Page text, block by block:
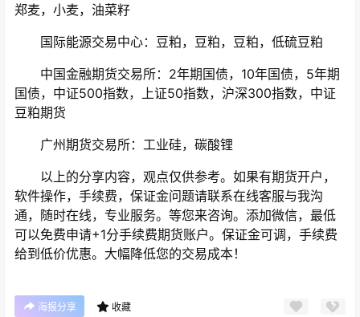
郑麦，小麦，油菜籽
国际能源交易中心：豆粕，豆粕，豆粕，低硫豆粕
中国金融期货交易所：2年期国债，10年国债，5年期
国债，中证500指数，上证50指数，沪深300指数，中证
豆粕期货
广州期货交易所：工业硅，碳酸锂
以上的分享内容，观点仅供参考。如果有期货开户，
软件操作，手续费，保证金问题请联系在线客服与我沟
通，随时在线，专业服务。等您来咨询。添加微信，最低
可以免费申请+1分手续费期货账户。保证金可调，手续费
给到低价优惠。大幅降低您的交易成本！
海报分享 收藏